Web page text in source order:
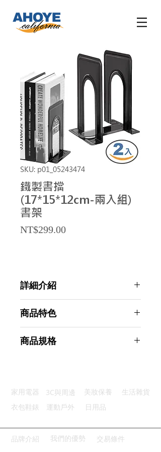
SKU: p01_05243474
鐵製書擋
(17*15*12cm-兩入組)
書架
NT$299.00Price
詳細介紹
商品特色
完美支撐：優質T型設計穩固擺放
商品規格
主要材質：鐵
商品尺寸：17*15*12.5cm
產地名稱：中國大陸
代理商：亞桓有限公司
家用電器 3C與周邊 美妝保養
生活雜貨
衣包鞋錶
運動戶外 日用品
品牌介紹 我們的優勢 交易條件